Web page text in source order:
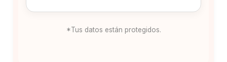
*Tus datos están protegidos.